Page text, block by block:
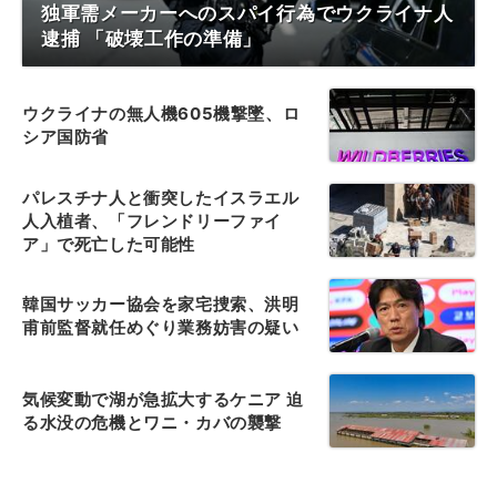
独軍需メーカーへのスパイ行為でウクライナ人
逮捕 「破壊工作の準備」
ウクライナの無人機605機撃墜、ロ
シア国防省
パレスチナ人と衝突したイスラエル
人入植者、「フレンドリーファイ
ア」で死亡した可能性
韓国サッカー協会を家宅捜索、洪明
甫前監督就任めぐり業務妨害の疑い
気候変動で湖が急拡大するケニア 迫
る水没の危機とワニ・カバの襲撃